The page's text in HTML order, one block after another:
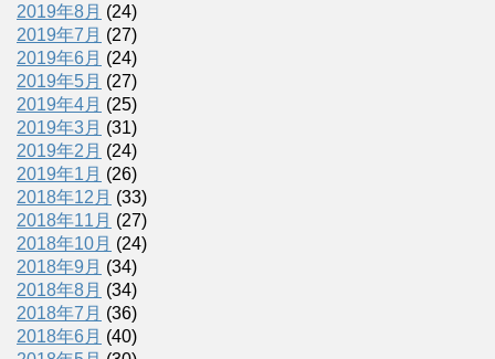
2019年8月 (24)
2019年7月 (27)
2019年6月 (24)
2019年5月 (27)
2019年4月 (25)
2019年3月 (31)
2019年2月 (24)
2019年1月 (26)
2018年12月 (33)
2018年11月 (27)
2018年10月 (24)
2018年9月 (34)
2018年8月 (34)
2018年7月 (36)
2018年6月 (40)